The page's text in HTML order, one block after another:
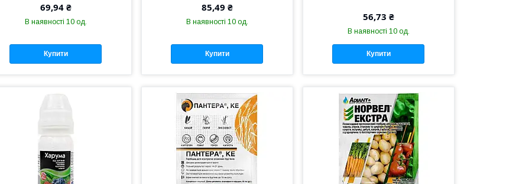
69,94 ₴
В наявності 10 од.
Купити
85,49 ₴
В наявності 10 од.
Купити
56,73 ₴
В наявності 10 од.
Купити